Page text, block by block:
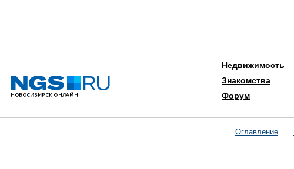
Недвижимость
Знакомства
Форум
Оглавление